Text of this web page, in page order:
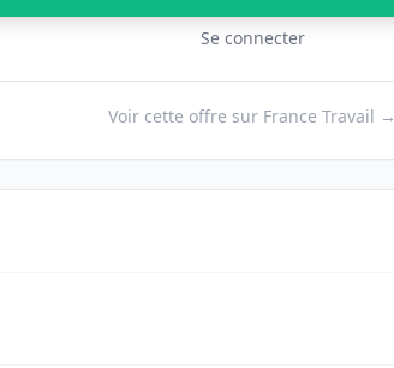
Se connecter
Voir cette offre sur France Travail →